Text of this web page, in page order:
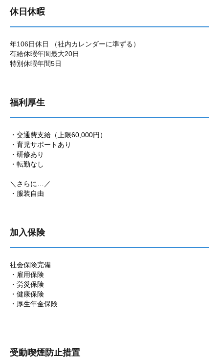
休日休暇
年106日休日 （社内カレンダーに準ずる）
有給休暇年間最大20日
特別休暇年間5日
福利厚生
・交通費支給（上限60,000円）
・育児サポートあり
・研修あり
・転勤なし
＼さらに…／
・服装自由
加入保険
社会保険完備
・雇用保険
・労災保険
・健康保険
・厚生年金保険
受動喫煙防止措置